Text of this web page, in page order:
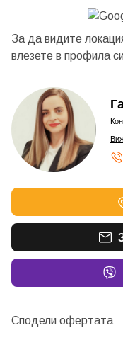
За да видите
влезете в профила
Сподели офертата